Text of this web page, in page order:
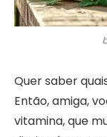
Quer saber
Então, amiga,
vitamina, que